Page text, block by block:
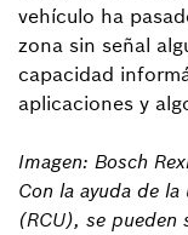
vehículo ha
zona sin señal
capacidad
aplicaciones y
Imagen: Bosch
Con la ayuda de
(RCU), se